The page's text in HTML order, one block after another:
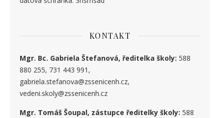
KONTAKT
Mgr. Bc. Gabriela Štefanová, ředitelka školy: 588
880 255, 731 443 991,
gabriela.stefanova@zssenicenh.cz,
vedeni.skoly@zssenicenh.cz
Mgr. Tomáš Šoupal, zástupce ředitelky školy: 588